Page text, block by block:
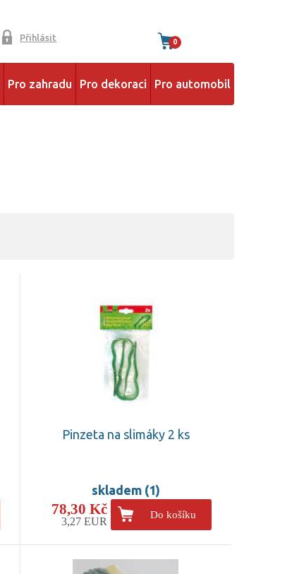
Přihlásit 0
Pro zahradu Pro dekoraci Pro automobil
Pinzeta na slimáky 2 ks
skladem (1)
78,30 Kč
3,27 EUR
Do košíku